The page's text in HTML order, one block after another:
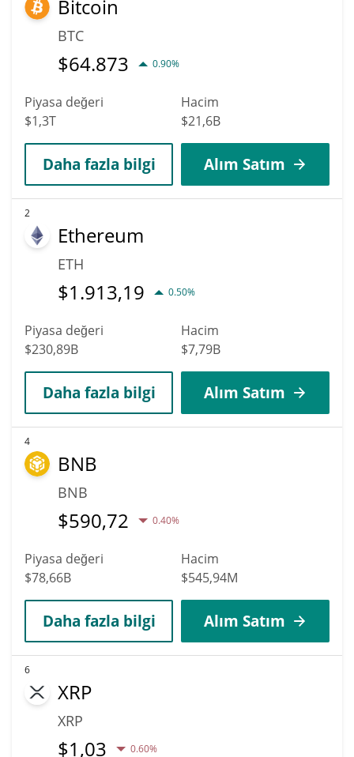
Bitcoin
BTC
$64.873 0.90%
Piyasa değeri
$1,3T
Hacim
$21,6B
Daha fazla bilgi Alım Satım
2
Ethereum
ETH
$1.913,19 0.50%
Piyasa değeri
$230,89B
Hacim
$7,79B
Daha fazla bilgi Alım Satım
4
BNB
BNB
$590,72 0.40%
Piyasa değeri
$78,66B
Hacim
$545,94M
Daha fazla bilgi Alım Satım
6
XRP
XRP
$1,03 0.60%